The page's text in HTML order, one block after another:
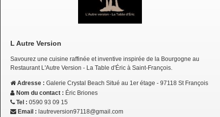
L Autre Version
Savourez une cuisine raffinée et inventive inspirée de la Bourgogne au
Restaurant L'Autre Version - La Table d'Éric à Saint-François.
Adresse : Galerie Crystal Beach Situé au 1er étage - 97118 St François
Nom du contact : Éric Briones
Tel : 0590 93 09 15
Email : lautreversion97118@gmail.com